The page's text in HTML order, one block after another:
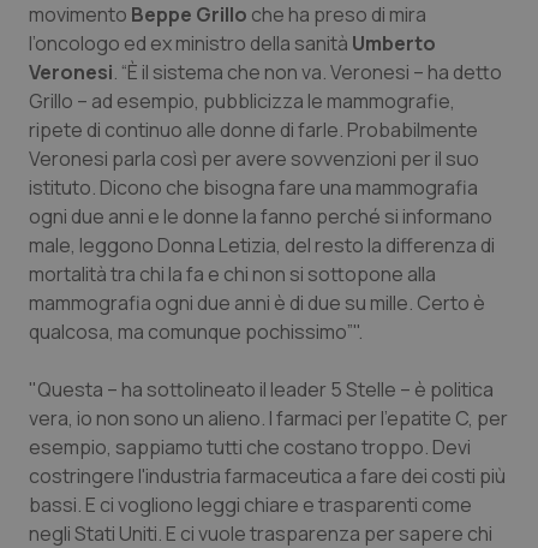
Liguria
Lombardia
Marche
Molise
Piemonte
Provincia Autonoma di Bolzano
Provincia Autonoma di Trento
Puglia
Sardegna
Disturbi dell’umore
Dolore
Donna & Salute
Epatiti
HIV
Infezioni & Febbre
Ipertensione & Scompenso
Malattie rare
Malattia di Crohn & Rettocolite Ulcerosa
movimento Beppe Grillo che ha preso di mira
l’oncologo ed ex ministro della sanità Umberto
Veronesi. “È il sistema che non va. Veronesi – ha detto
Grillo – ad esempio, pubblicizza le mammografie,
ripete di continuo alle donne di farle. Probabilmente
Veronesi parla così per avere sovvenzioni per il suo
istituto. Dicono che bisogna fare una mammografia
ogni due anni e le donne la fanno perché si informano
male, leggono Donna Letizia, del resto la differenza di
mortalità tra chi la fa e chi non si sottopone alla
mammografia ogni due anni è di due su mille. Certo è
qualcosa, ma comunque pochissimo”".
"Questa – ha sottolineato il leader 5 Stelle – è politica
vera, io non sono un alieno. I farmaci per l'epatite C, per
esempio, sappiamo tutti che costano troppo. Devi
costringere l'industria farmaceutica a fare dei costi più
bassi. E ci vogliono leggi chiare e trasparenti come
negli Stati Uniti. E ci vuole trasparenza per sapere chi